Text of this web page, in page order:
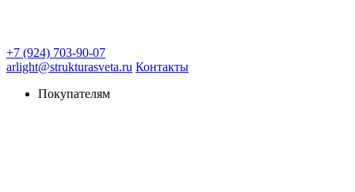
+7 (924) 703-90-07
arlight@strukturasveta.ru Контакты
Покупателям